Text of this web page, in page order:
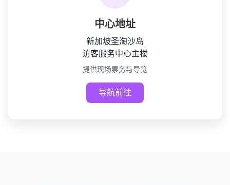
中心地址
新加坡圣淘沙岛
访客服务中心主楼
提供现场票务与导览
导航前往